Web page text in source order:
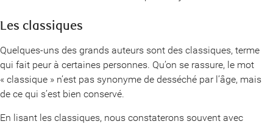
Les classiques
Quelques-uns des grands auteurs sont des classiques, terme
qui fait peur à certaines personnes. Qu’on se rassure, le mot
« classique » n’est pas synonyme de desséché par l’âge, mais
de ce qui s’est bien conservé.
En lisant les classiques, nous constaterons souvent avec